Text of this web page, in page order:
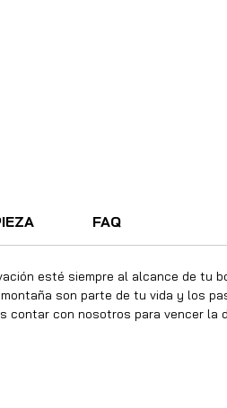
FAQ
esté siempre al alcance de tu
son parte de tu vida y los
contar con nosotros para vencer la